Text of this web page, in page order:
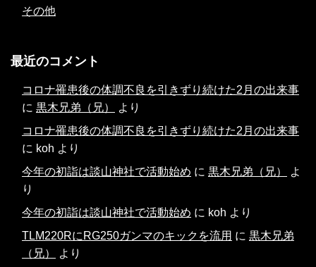
その他
最近のコメント
コロナ罹患後の体調不良を引きずり続けた2月の出来事
に 黒木兄弟（兄）
より
コロナ罹患後の体調不良を引きずり続けた2月の出来事
に koh より
今年の初詣は談山神社で活動始め に 黒木兄弟（兄）
よ
り
今年の初詣は談山神社で活動始め に koh より
TLM220RにRG250ガンマのキックを流用 に 黒木兄弟
（兄）
より